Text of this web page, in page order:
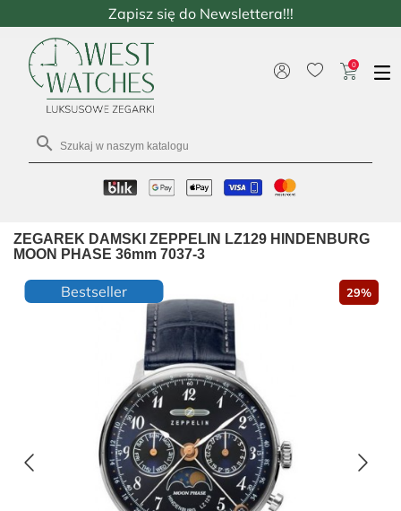

0
Zapisz się do Newslettera!!!
ZEGAREK DAMSKI ZEPPELIN LZ129 HINDENBURG
MOON PHASE 36mm 7037-3
29%
Bestseller